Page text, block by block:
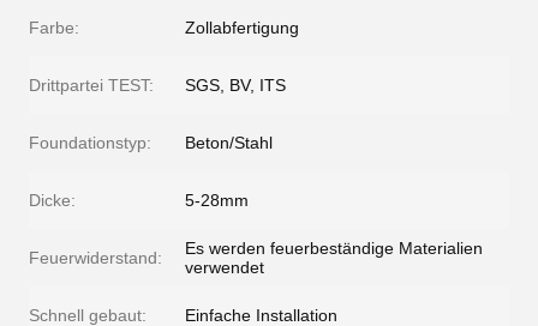
Farbe: Zollabfertigung
Drittpartei TEST: SGS, BV, ITS
Foundationstyp: Beton/Stahl
Dicke: 5-28mm
Feuerwiderstand:
Es werden feuerbeständige Materialien
verwendet
Schnell gebaut: Einfache Installation